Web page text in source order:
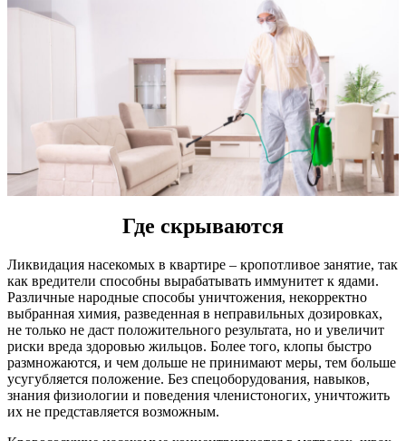
Где скрываются
Ликвидация насекомых в квартире – кропотливое занятие, так
как вредители способны вырабатывать иммунитет к ядами.
Различные народные способы уничтожения, некорректно
выбранная химия, разведенная в неправильных дозировках,
не только не даст положительного результата, но и увеличит
риски вреда здоровью жильцов. Более того, клопы быстро
размножаются, и чем дольше не принимают меры, тем больше
усугубляется положение. Без спецоборудования, навыков,
знания физиологии и поведения членистоногих, уничтожить
их не представляется возможным.